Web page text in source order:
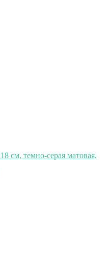
см, темно-серая матовая,